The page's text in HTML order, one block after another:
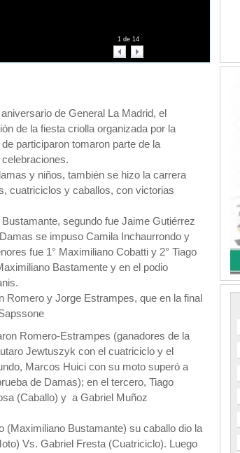
1de 14
de General La Madrid, el
de la fiesta criolla organizada por la
participaron tomaron parte de la
y niños, también se hizo la carrera
cuatriciclos y caballos, con victorias
segundo fue Jaime Gutiérrez
se impuso Camila Inchaurrondo y
fue 1° Maximiliano Cobatti y 2° Tiago
Bastamente y en el podio
Romero y Jorge Estrampes, que en la final
Romero-Estrampes (ganadores de la
Jewtuszyk con el cuatriciclo y el
Marcos Huici con su moto superó a
de Damas); en el tercero, Tiago
(Caballo) y a Gabriel Muñoz
(Maximiliano Bustamante) su caballo dio la
Vs. Gabriel Fresta (Cuatriciclo). Luego